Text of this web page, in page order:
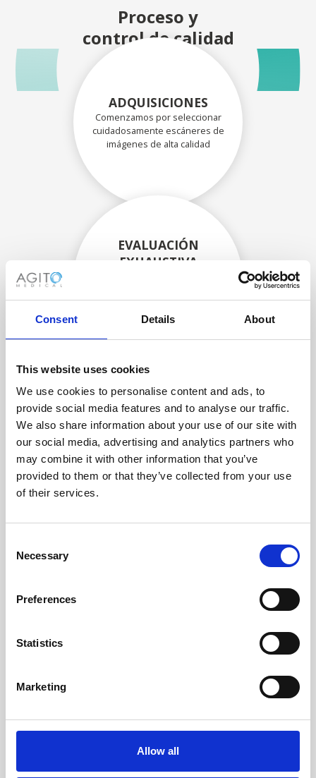
Consent Details About
This website uses cookies
We use cookies to personalise content and ads, to
provide social media features and to analyse our traffic.
We also share information about your use of our site with
our social media, advertising and analytics partners who
may combine it with other information that you’ve
provided to them or that they’ve collected from your use
of their services.
Selection
Necessary
Preferences
Statistics
Marketing
Allow all
Proceso y
control de calidad
ADQUISICIONES
Comenzamos por seleccionar
cuidadosamente escáneres de
imágenes de alta calidad
EVALUACIÓN
EXHAUSTIVA
cuidadosamente cada escáner
y sus componentes.
RECUPERÁNDOSE
CON CUIDADO
Las piezas utilizables se
recuperan meticulosamente en
un entorno seguro de ESD, lo
daños ni contaminación.
EMBALADO DE
FORMA SEGURA
Cada pieza individual se
empaqueta de forma segura